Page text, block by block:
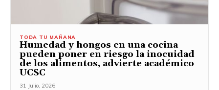
TODA TU MAÑANA
Humedad y hongos en una cocina
pueden poner en riesgo la inocuidad
de los alimentos, advierte académico
UCSC
31 Julio, 2026